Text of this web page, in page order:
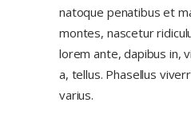
natoque penatibus et
montes, nascetur
lorem ante, dapibus in,
a, tellus. Phasellus
varius.